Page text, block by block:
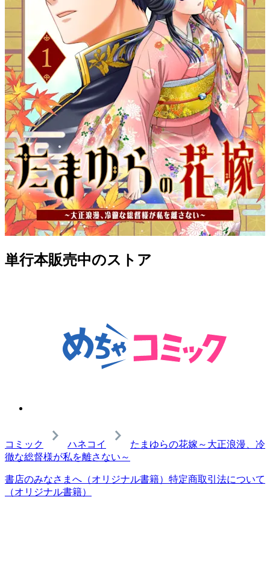
単行本販売中のストア
コミック ハネコイ
たまゆらの花嫁～大正浪漫、冷
徹な総督様が私を離さない～
書店のみなさまへ（オリジナル書籍） 特定商取引法について
（オリジナル書籍）